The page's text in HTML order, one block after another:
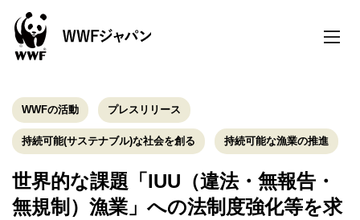
toggle
WWFの活動 プレスリリース
持続可能(サステナブル)な社会を創る 持続可能な漁業の推進
世界的な課題「IUU（違法・無報告・
無規制）漁業」への法制度強化等を求